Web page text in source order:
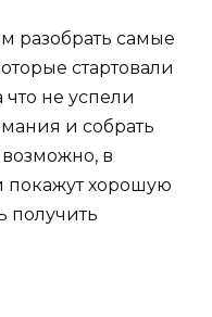
разобрать самые
стартовали
не успели
и собрать
в
хорошую
получить